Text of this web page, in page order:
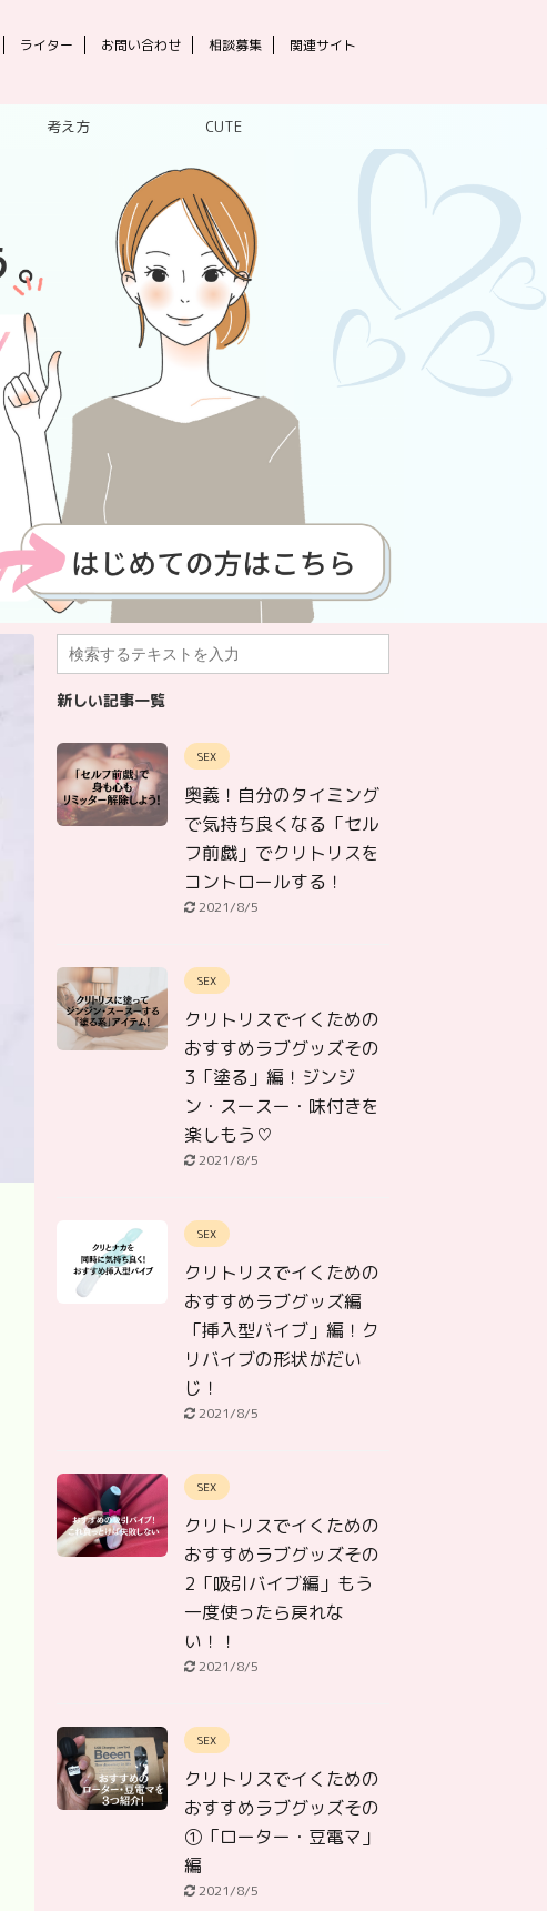
ライター お問い合わせ 相談募集 関連サイト
考え方 CUTE
新しい記事一覧
SEX
奥義！自分のタイミング
で気持ち良くなる「セル
フ前戯」でクリトリスを
コントロールする！
2021/8/5
SEX
クリトリスでイくための
おすすめラブグッズその
3「塗る」編！ジンジ
ン・スースー・味付きを
楽しもう♡
2021/8/5
SEX
クリトリスでイくための
おすすめラブグッズ編
「挿入型バイブ」編！ク
リバイブの形状がだい
じ！
2021/8/5
SEX
クリトリスでイくための
おすすめラブグッズその
2「吸引バイブ編」もう
一度使ったら戻れな
い！！
2021/8/5
SEX
クリトリスでイくための
おすすめラブグッズその
①「ローター・豆電マ」
編
2021/8/5